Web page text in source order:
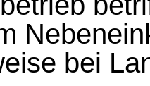
bei